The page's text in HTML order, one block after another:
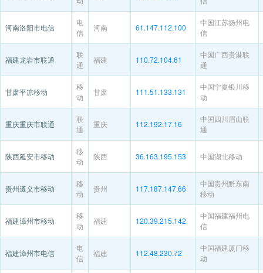
河南洛阳市电信
电
信
河南 61.147.112.100
中国江苏扬州电
信
福建龙岩市联通
联
通
福建 110.72.104.61
中国广西贵港联
通
甘肃平凉移动
移
动
甘肃 111.51.133.131
中国宁夏银川移
动
重庆重庆市联通
联
通
重庆 112.192.17.16
中国四川眉山联
通
陕西延安市移动
移
动
陕西 36.163.195.153 中国湖北移动
贵州遵义市移动
移
动
贵州 117.187.147.66
中国贵州黔东南
移动
福建漳州市移动
移
动
福建 120.39.215.142
中国福建福州电
信
福建漳州市电信
电
信
福建 112.48.230.72
中国福建厦门移
动